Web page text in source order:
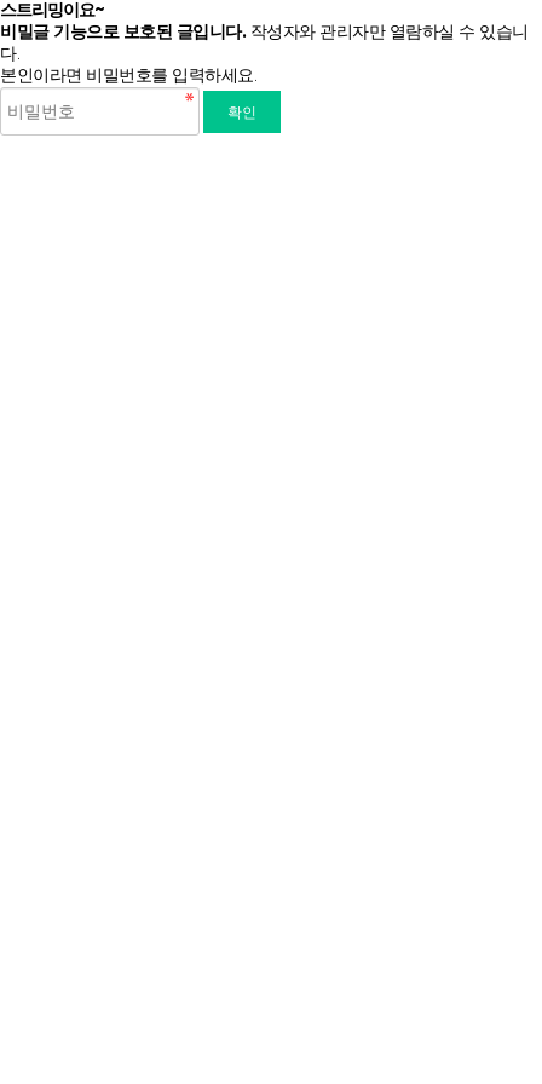
스트리밍이요~
비밀글 기능으로 보호된 글입니다.작성자와 관리자만 열람하실 수 있습니
다.
본인이라면 비밀번호를 입력하세요.